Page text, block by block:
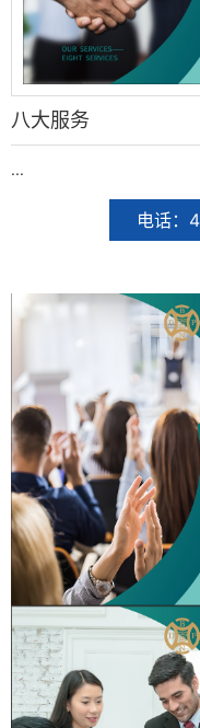
八大服务
...
电话：